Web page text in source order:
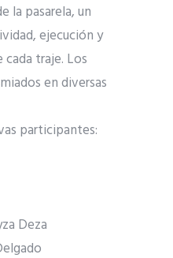
la pasarela, un
ejecución y
traje. Los
en diversas
participantes:
Deza